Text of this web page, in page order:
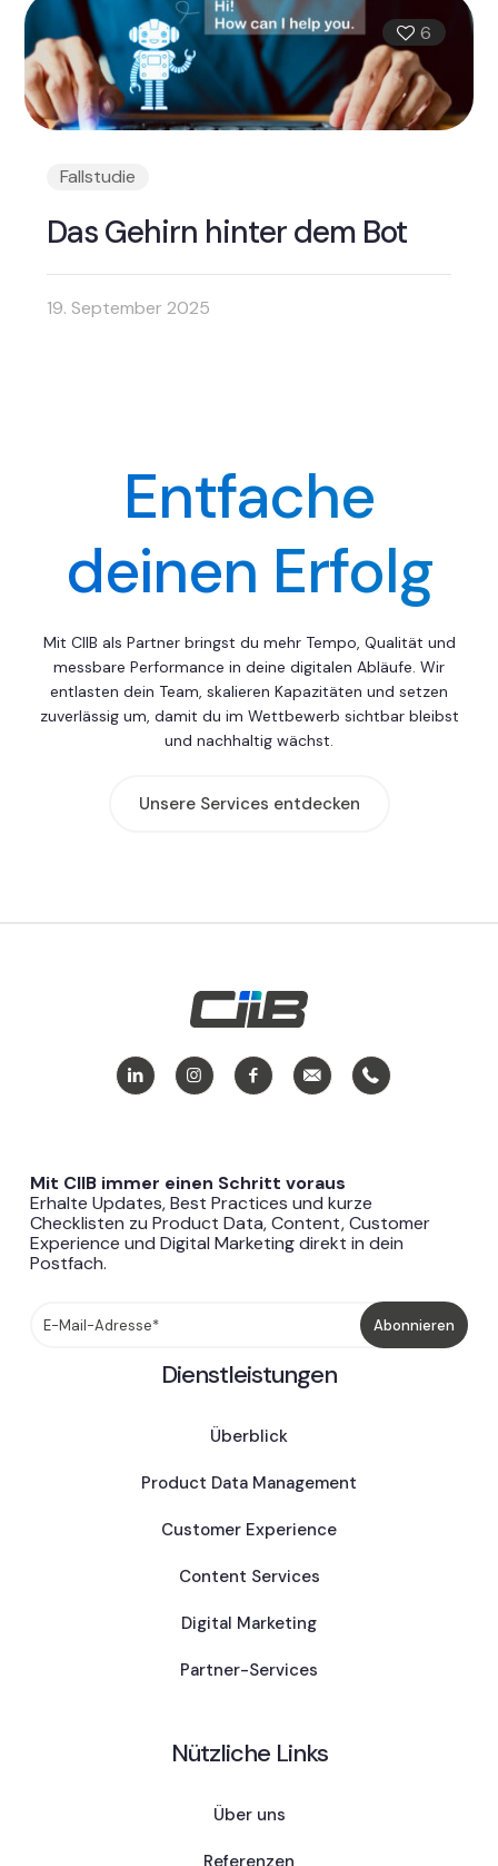
6
Fallstudie
Das Gehirn hinter dem Bot
19. September 2025
Entfache
deinen Erfolg
Mit CIIB als Partner bringst du mehr Tempo, Qualität und
messbare Performance in deine digitalen Abläufe. Wir
entlasten dein Team, skalieren Kapazitäten und setzen
zuverlässig um, damit du im Wettbewerb sichtbar bleibst
und nachhaltig wächst.
Unsere Services entdecken
Mit CIIB immer einen Schritt voraus
Erhalte Updates, Best Practices und kurze
Checklisten zu Product Data, Content, Customer
Experience und Digital Marketing direkt in dein
Postfach.
Dienstleistungen
Überblick
Product Data Management
Customer Experience
Content Services
Digital Marketing
Partner-Services
Nützliche Links
Über uns
Referenzen